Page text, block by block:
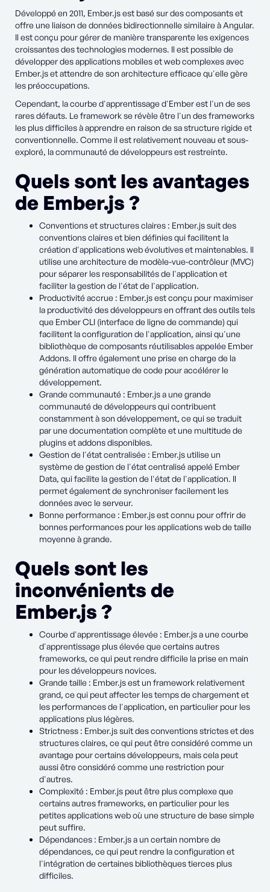
Développé en 2011, Ember.js est basé sur des composants et
offre une liaison de données bidirectionnelle similaire à Angular.
Il est conçu pour gérer de manière transparente les exigences
croissantes des technologies modernes. Il est possible de
développer des applications mobiles et web complexes avec
Ember.js et attendre de son architecture efficace qu'elle gère
les préoccupations.
Cependant, la courbe d'apprentissage d'Ember est l'un de ses
rares défauts. Le framework se révèle être l'un des frameworks
les plus difficiles à apprendre en raison de sa structure rigide et
conventionnelle. Comme il est relativement nouveau et sous-
exploré, la communauté de développeurs est restreinte.
Quels sont les avantages
de Ember.js ?
Conventions et structures claires : Ember.js suit des
conventions claires et bien définies qui facilitent la
création d'applications web évolutives et maintenables. Il
utilise une architecture de modèle-vue-contrôleur (MVC)
pour séparer les responsabilités de l'application et
faciliter la gestion de l'état de l'application.
Productivité accrue : Ember.js est conçu pour maximiser
la productivité des développeurs en offrant des outils tels
que Ember CLI (interface de ligne de commande) qui
facilitent la configuration de l'application, ainsi qu'une
bibliothèque de composants réutilisables appelée Ember
Addons. Il offre également une prise en charge de la
génération automatique de code pour accélérer le
développement.
Grande communauté : Ember.js a une grande
communauté de développeurs qui contribuent
constamment à son développement, ce qui se traduit
par une documentation complète et une multitude de
plugins et addons disponibles.
Gestion de l'état centralisée : Ember.js utilise un
système de gestion de l'état centralisé appelé Ember
Data, qui facilite la gestion de l'état de l'application. Il
permet également de synchroniser facilement les
données avec le serveur.
Bonne performance : Ember.js est connu pour offrir de
bonnes performances pour les applications web de taille
moyenne à grande.
Quels sont les
inconvénients de
Ember.js ?
Courbe d'apprentissage élevée : Ember.js a une courbe
d'apprentissage plus élevée que certains autres
frameworks, ce qui peut rendre difficile la prise en main
pour les développeurs novices.
Grande taille : Ember.js est un framework relativement
grand, ce qui peut affecter les temps de chargement et
les performances de l'application, en particulier pour les
applications plus légères.
Strictness : Ember.js suit des conventions strictes et des
structures claires, ce qui peut être considéré comme un
avantage pour certains développeurs, mais cela peut
aussi être considéré comme une restriction pour
d'autres.
Complexité : Ember.js peut être plus complexe que
certains autres frameworks, en particulier pour les
petites applications web où une structure de base simple
peut suffire.
Dépendances : Ember.js a un certain nombre de
dépendances, ce qui peut rendre la configuration et
l'intégration de certaines bibliothèques tierces plus
difficiles.